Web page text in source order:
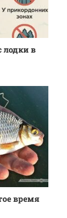
в
время